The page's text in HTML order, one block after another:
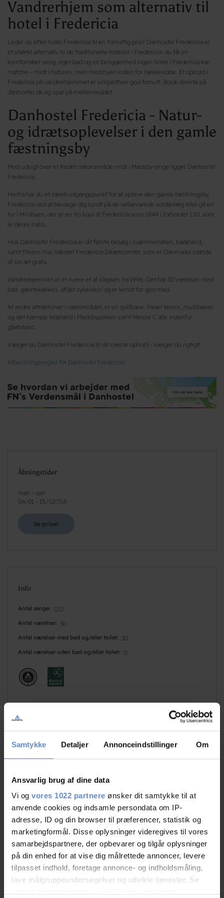
Samtykke Detaljer Annonceindstillinger Om
Ansvarlig brug af dine data
Vi og vores 1022 partnere ønsker dit samtykke til at
anvende cookies og indsamle persondata om IP-
adresse, ID og din browser til præferencer, statistik og
marketingformål. Disse oplysninger videregives til vores
samarbejdspartnere, der opbevarer og tilgår oplysninger
på din enhed for at vise dig målrettede annoncer, levere
tilpasset indhold, foretage annonce- og indholdsmåling,
lave målgruppeundersøgelser og udvikle tjenester. Se
Vandrerhjem som alternativ til
hotel i Fredericia
Leder du efter hotel Fredericia til en fornuftig pris? Danhostel Fredericia er
et stærkt alternativ til de traditionelle hoteller i Fredericia: du får en
komfortabel seng, eget bad og en beliggenhed ingen hotel i Fredericia kan
matche – midt i naturen, men med byen inden for rækkevidde. Et ophold i
Fredericia på vandrerhjemmet er simpelthen god fornuft. Book direkte på
danhostel.dk og spar på mellemleddet.
Danhostel Fredericia - Natur-
og idrætsoplevelser i den gamle
fæstningsby
Med udsigt over et fredet naturområde midt i Madsby-enge ligger Danhostel
Fredericia.
Herfra har du et ideelt udgangspunkt for at opleve den gamle fæstningsby
Fredericia ved at bevæge dig rundt på de velbevarede voldanlæg eller gå en
tur i Minibyen, der er en tro kopi af Fredericia anno 1849 i forholdet 1:10, som
er deres nabo.
Hos Danhostel Fredericia er dit første besøg i svømmehallen, badeland,
samt fitness hos naboen Fredericia Idrætscenter, som er Danmarks største
af sin art gratis
Vandrerhjemmet er et nyere et af slagsen fra 1996. Det har 30 værelser med
bad, gæstekøkken, aflåst cykelskur og er kendt for god mad.
Af andre attraktioner i nærområdet, er en golfbane, Padel tennis, multibaner,
og det kæmpe legeland i Madsbyparken samt Messe C alle indenfor
gåafstand.
Vælger du Danhostel Fredericia til dit næste ophold - vælger du rigtigt!
Afbestillingsregler for Danhostel Fredericia
Åbningstider
man - søn
04/01 - 15/12( Tid)
Se priser
Info
Antal senge 120
Antal værelser 30
Antal værelser med bad og/eller toilet 30
Antal værelser uden bad og/eller toilet 0
Gratis wifi
Fodbold
Fodboldbane
Gratis parkering Handicap venligt
Sportshal Svømmehal
Læs mere